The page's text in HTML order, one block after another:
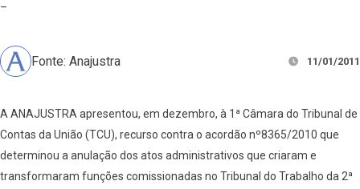
–
Fonte: Anajustra 11/01/2011
A ANAJUSTRA apresentou, em dezembro, à 1ª Câmara do Tribunal de
Contas da União (TCU), recurso contra o acordão nº8365/2010 que
determinou a anulação dos atos administrativos que criaram e
transformaram funções comissionadas no Tribunal do Trabalho da 2ª